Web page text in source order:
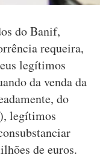
do Banif,
requeira,
legítimos
da venda da
do
legítimos
de euros.